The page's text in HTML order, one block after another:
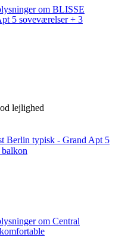
om BLISSE
5 soveværelser + 3
lejlighed
Berlin typisk - Grand Apt 5
om Central